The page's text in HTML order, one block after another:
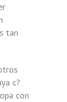
tan
c?
con